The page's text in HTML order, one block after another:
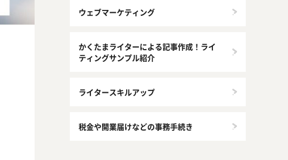
ウェブマーケティング
かくたまライターによる記事作成！ライ
ティングサンプル紹介
ライタースキルアップ
税金や開業届けなどの事務手続き